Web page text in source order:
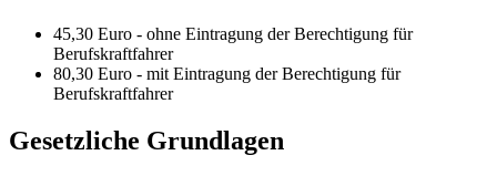
45,30 Euro - ohne Eintragung der Berechtigung für
Berufskraftfahrer
80,30 Euro - mit Eintragung der Berechtigung für
Berufskraftfahrer
Gesetzliche Grundlagen